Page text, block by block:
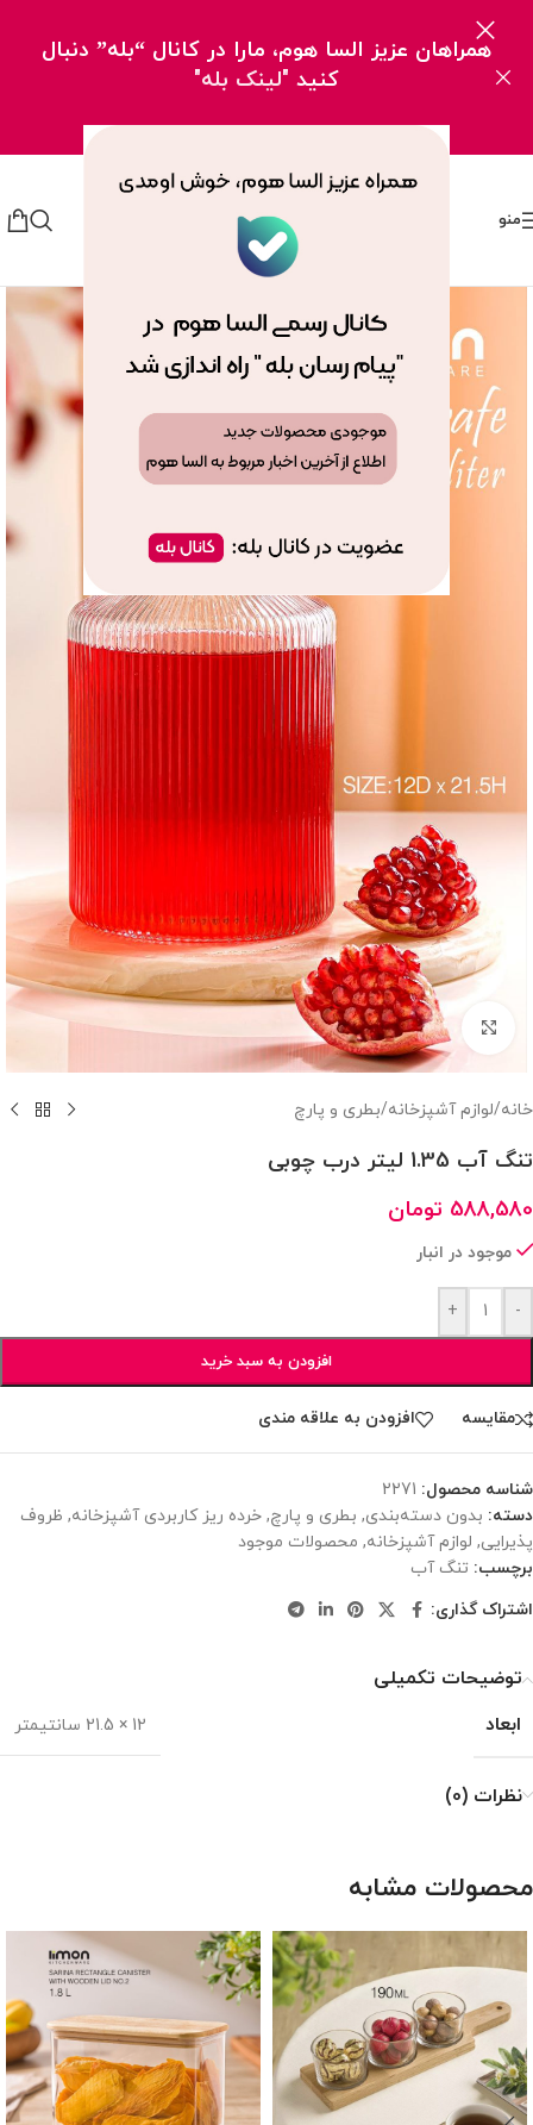
همراهان عزیز السا هوم، مارا در کانال “بله” دنبال
کنید "لینک بله"
منو
بزرگنمایی تصویر
خانه/لوازم آشپزخانه/بطری و پارچ
تنگ آب 1.35 لیتر درب چوبی
588,580 تومان
موجود در انبار
-
+
افزودن به سبد خرید
مقایسه افزودن به علاقه مندی
شناسه محصول: 2271
دسته: بدون دسته‌بندی, بطری و پارچ, خرده ریز کاربردی آشپزخانه, ظروف
پذیرایی, لوازم آشپزخانه, محصولات موجود
برچسب: تنگ آب
اشتراک گذاری:
توضیحات تکمیلی
ابعاد
12 × 21.5 سانتیمتر
نظرات (0)
محصولات مشابه